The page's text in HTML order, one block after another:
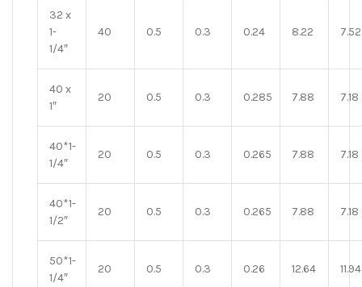
32 x
1-
1/4″
40 0.5 0.3 0.24 8.22 7.52
40 x
1″
20 0.5 0.3 0.285 7.88 7.18
40*1-
1/4″
20 0.5 0.3 0.265 7.88 7.18
40*1-
1/2″
20 0.5 0.3 0.265 7.88 7.18
50*1-
1/4″
20 0.5 0.3 0.26 12.64 11.94